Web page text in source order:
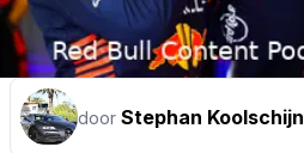
door Stephan Koolschijn